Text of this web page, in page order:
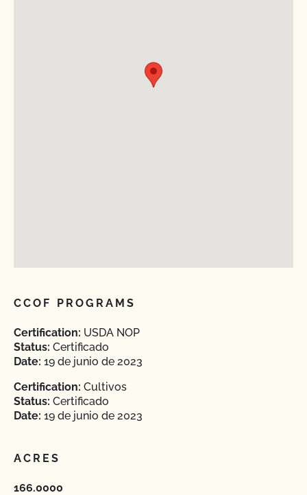
CCOF PROGRAMS
Certification: USDA NOP
Status: Certificado
Date: 19 de junio de 2023
Certification: Cultivos
Status: Certificado
Date: 19 de junio de 2023
ACRES
166.0000